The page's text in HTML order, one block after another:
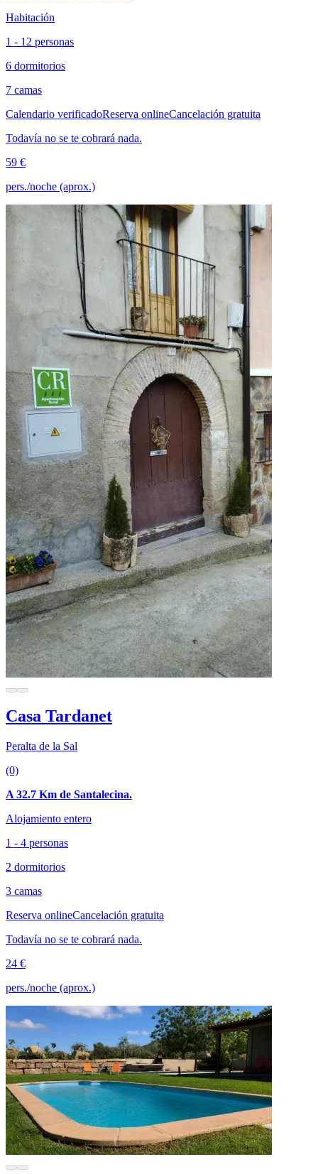
Habitación
1 - 12 personas
6 dormitorios
7 camas
Calendario verificadoReserva onlineCancelación gratuita
Todavía no se te cobrará nada.
59 €
pers./noche (aprox.)
Casa Tardanet
Peralta de la Sal
(0)
A 32.7 Km de Santalecina.
Alojamiento entero
1 - 4 personas
2 dormitorios
3 camas
Reserva onlineCancelación gratuita
Todavía no se te cobrará nada.
24 €
pers./noche (aprox.)